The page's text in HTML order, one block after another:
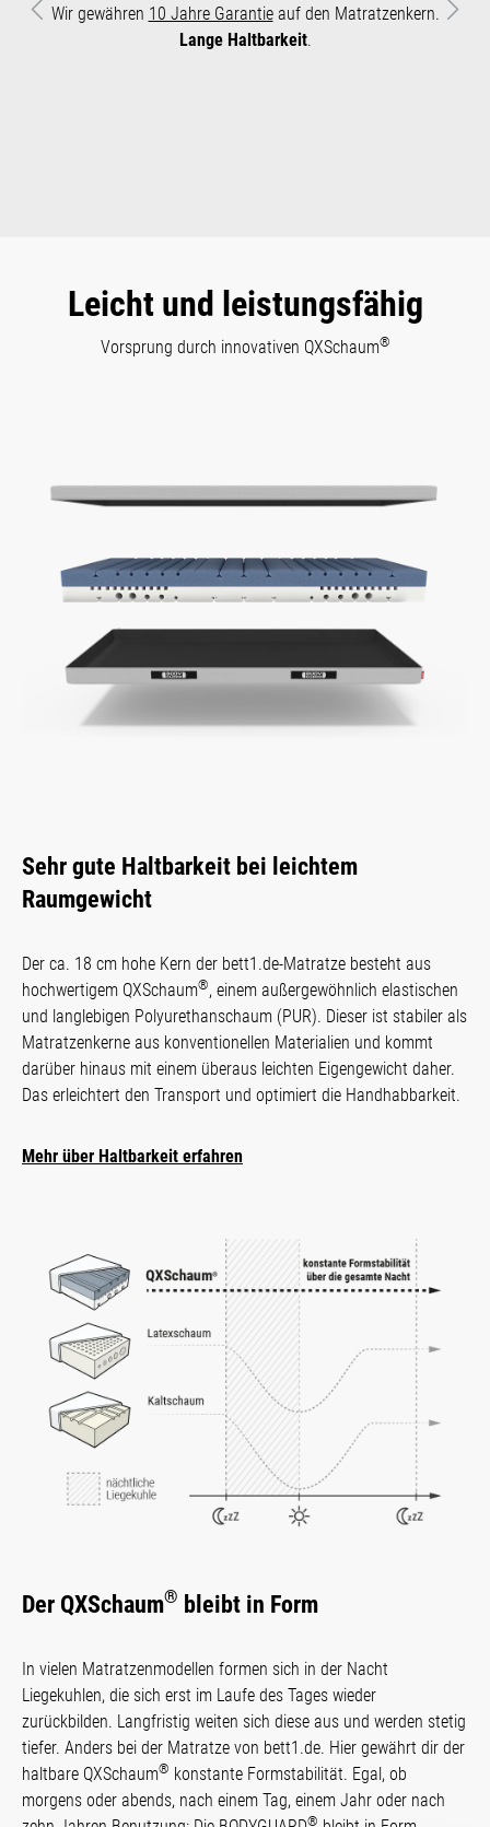
Wir gewähren 10 Jahre Garantieauf den Matratzenkern.
Lange Haltbarkeit.
Vorheriges
Leicht und leistungsfähig
Vorsprung durch innovativen QXSchaum®
Sehr gute Haltbarkeit bei leichtem
Raumgewicht
Der ca. 18 cm hohe Kern der bett1.de-Matratze besteht aus
hochwertigem QXSchaum®, einem außergewöhnlich elastischen
und langlebigen Polyurethanschaum (PUR). Dieser ist stabiler als
Matratzenkerne aus konventionellen Materialien und kommt
darüber hinaus mit einem überaus leichten Eigengewicht daher.
Das erleichtert den Transport und optimiert die Handhabbarkeit.
Mehr über Haltbarkeit erfahren
Der QXSchaum® bleibt in Form
In vielen Matratzenmodellen formen sich in der Nacht
Liegekuhlen, die sich erst im Laufe des Tages wieder
zurückbilden. Langfristig weiten sich diese aus und werden stetig
tiefer. Anders bei der Matratze von bett1.de. Hier gewährt dir der
haltbare QXSchaum® konstante Form­stabi­lität. Egal, ob
morgens oder abends, nach einem Tag, einem Jahr oder nach
®